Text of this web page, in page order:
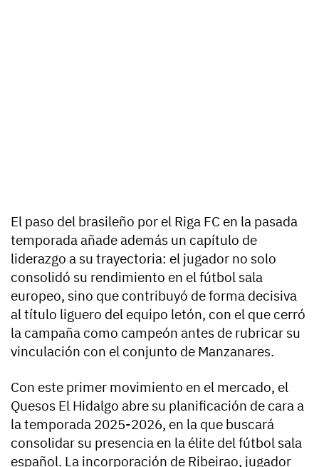
El paso del brasileño por el Riga FC en la pasada
temporada añade además un capítulo de
liderazgo a su trayectoria: el jugador no solo
consolidó su rendimiento en el fútbol sala
europeo, sino que contribuyó de forma decisiva
al título liguero del equipo letón, con el que cerró
la campaña como campeón antes de rubricar su
vinculación con el conjunto de Manzanares.
Con este primer movimiento en el mercado, el
Quesos El Hidalgo abre su planificación de cara a
la temporada 2025-2026, en la que buscará
consolidar su presencia en la élite del fútbol sala
español. La incorporación de Ribeirao, jugador